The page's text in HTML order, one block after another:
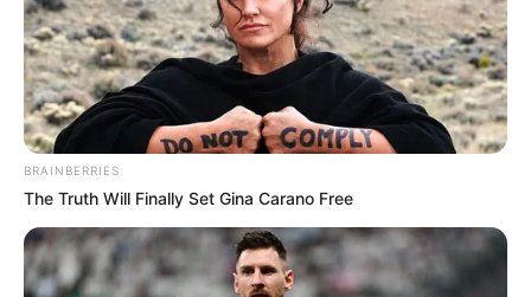
BRAINBERRIES
The Truth Will Finally Set Gina Carano Free